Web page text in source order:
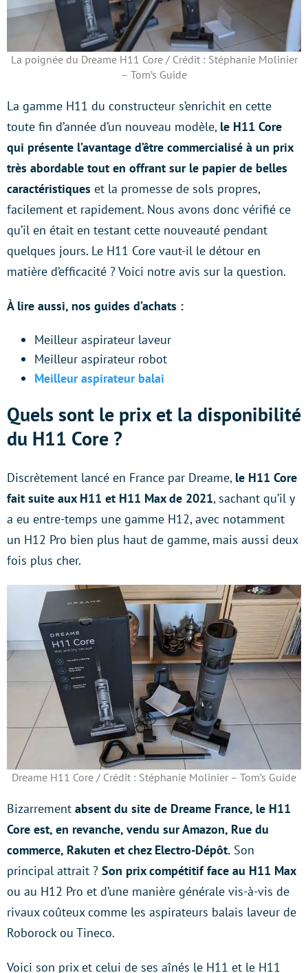
La poignée du Dreame H11 Core / Crédit : Stéphanie Molinier
– Tom’s Guide
La gamme H11 du constructeur s’enrichit en cette
toute fin d’année d’un nouveau modèle, le H11 Core
qui présente l’avantage d’être commercialisé à un prix
très abordable tout en offrant sur le papier de belles
caractéristiques et la promesse de sols propres,
facilement et rapidement. Nous avons donc vérifié ce
qu’il en était en testant cette nouveauté pendant
quelques jours. Le H11 Core vaut-il le détour en
matière d’efficacité ? Voici notre avis sur la question.
À lire aussi, nos guides d’achats :
Meilleur aspirateur laveur
Meilleur aspirateur robot
Meilleur aspirateur balai
Quels sont le prix et la disponibilité
du H11 Core ?
Discrètement lancé en France par Dreame, le H11 Core
fait suite aux H11 et H11 Max de 2021, sachant qu’il y
a eu entre-temps une gamme H12, avec notamment
un H12 Pro bien plus haut de gamme, mais aussi deux
fois plus cher.
Dreame H11 Core / Crédit : Stéphanie Molinier – Tom’s Guide
Bizarrement absent du site de Dreame France, le H11
Core est, en revanche, vendu sur Amazon, Rue du
commerce, Rakuten et chez Electro-Dépôt. Son
principal attrait ? Son prix compétitif face au H11 Max
ou au H12 Pro et d’une manière générale vis-à-vis de
rivaux coûteux comme les aspirateurs balais laveur de
Roborock ou Tineco.
Voici son prix et celui de ses aînés le H11 et le H11